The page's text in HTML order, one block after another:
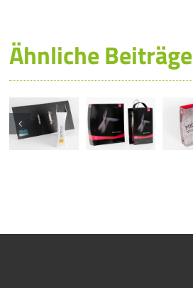
Ähnliche Beiträge